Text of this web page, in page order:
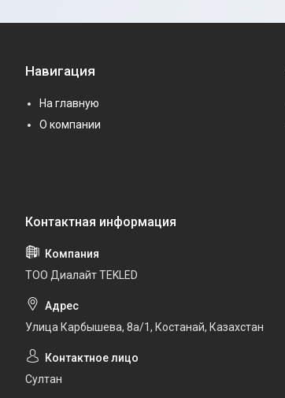
Навигация
На главную
О компании
ТОО Диалайт TEKLED
Улица Карбышева, 8а/1, Костанай, Казахстан
Султан